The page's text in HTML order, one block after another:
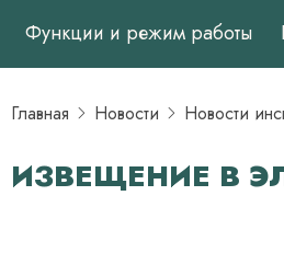
Основная
навигация
Функции и режим работы
Главная Новости Новости
ИЗВЕЩЕНИЕ В